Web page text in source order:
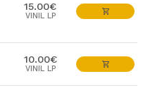
15.00€
VINIL LP
10.00€
VINIL LP